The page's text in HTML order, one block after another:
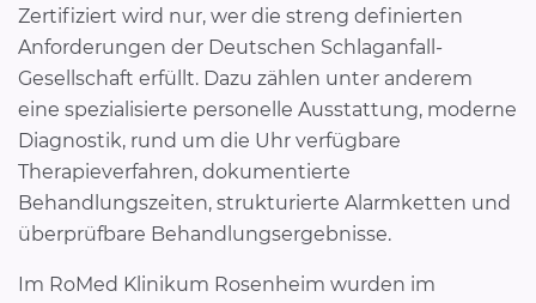
Zertifiziert wird nur, wer die streng definierten
Anforderungen der Deutschen Schlaganfall-
Gesellschaft erfüllt. Dazu zählen unter anderem
eine spezialisierte personelle Ausstattung, moderne
Diagnostik, rund um die Uhr verfügbare
Therapieverfahren, dokumentierte
Behandlungszeiten, strukturierte Alarmketten und
überprüfbare Behandlungsergebnisse.
Im RoMed Klinikum Rosenheim wurden im